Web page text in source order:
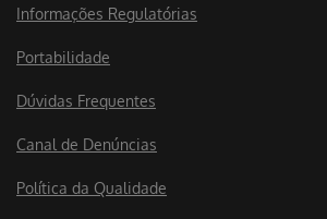
Informações Regulatórias
Portabilidade
Dúvidas Frequentes
Canal de Denúncias
Política da Qualidade